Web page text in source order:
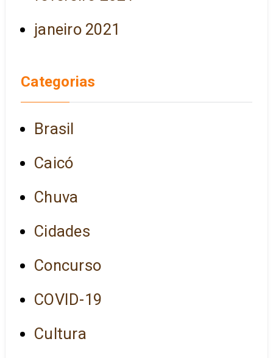
janeiro 2021
Categorias
Brasil
Caicó
Chuva
Cidades
Concurso
COVID-19
Cultura